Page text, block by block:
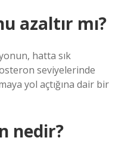
azaltır mı?
hatta sık
seviyelerinde
yol açtığına dair bir
nedir?